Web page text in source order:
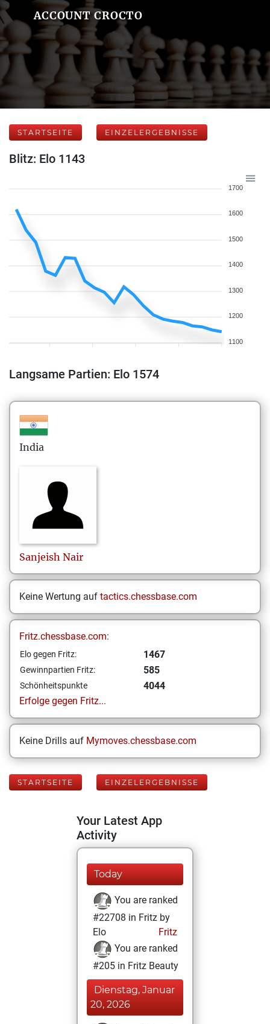
ACCOUNT CROCTO
STARTSEITE EINZELERGEBNISSE
Blitz: Elo 1143
1700
1600
1500
1400
1300
1200
1100
Langsame Partien: Elo 1574
India
Sanjeish Nair
Keine Wertung auf tactics.chessbase.com
Fritz.chessbase.com:
Elo gegen Fritz: 1467
Gewinnpartien Fritz: 585
Schönheitspunkte
4044
Erfolge gegen Fritz...
Keine Drills auf Mymoves.chessbase.com
STARTSEITE EINZELERGEBNISSE
Your Latest App
Activity
Today
You are ranked
#22708 in Fritz by
Elo
Fritz
You are ranked
#205 in Fritz Beauty
Dienstag, Januar
20, 2026